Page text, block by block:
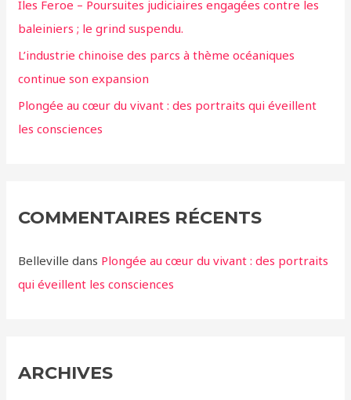
Iles Feroe – Poursuites judiciaires engagées contre les
baleiniers ; le grind suspendu.
L’industrie chinoise des parcs à thème océaniques
continue son expansion
Plongée au cœur du vivant : des portraits qui éveillent
les consciences
COMMENTAIRES RÉCENTS
Belleville dans Plongée au cœur du vivant : des portraits
qui éveillent les consciences
ARCHIVES